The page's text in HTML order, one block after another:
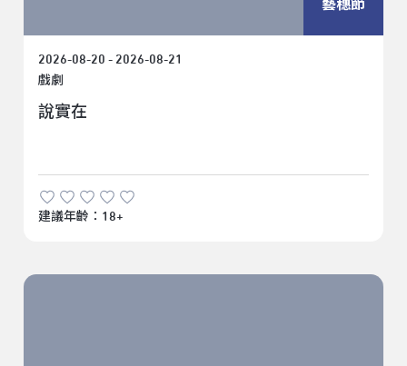
藝穗節
2026-08-20 - 2026-08-21
戲劇
說實在
建議年齡：18+